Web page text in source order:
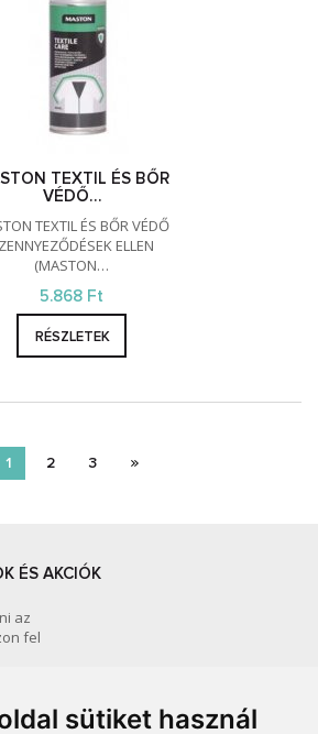
sütiket használ
TEXTIL ÉS BŐR
VÉDŐ…
TEXTIL ÉS BŐR VÉDŐ
ELLEN
(MASTON…
5.868 Ft
RÉSZLETEK
1 2 3
ÉS AKCIÓK
az
fel